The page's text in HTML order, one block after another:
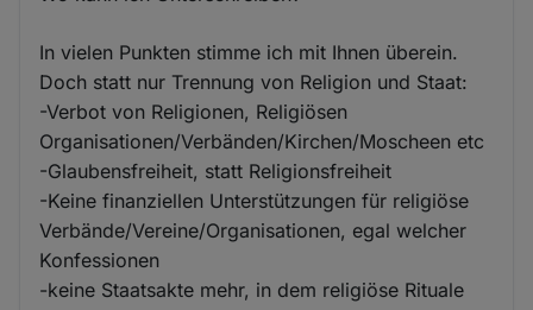
In vielen Punkten stimme ich mit Ihnen überein.
Doch statt nur Trennung von Religion und Staat:
-Verbot von Religionen, Religiösen
Organisationen/Verbänden/Kirchen/Moscheen etc
-Glaubensfreiheit, statt Religionsfreiheit
-Keine finanziellen Unterstützungen für religiöse
Verbände/Vereine/Organisationen, egal welcher
Konfessionen
-keine Staatsakte mehr, in dem religiöse Rituale